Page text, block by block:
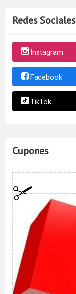
Redes Sociales
Instagram
Facebook
TikTok
Cupones